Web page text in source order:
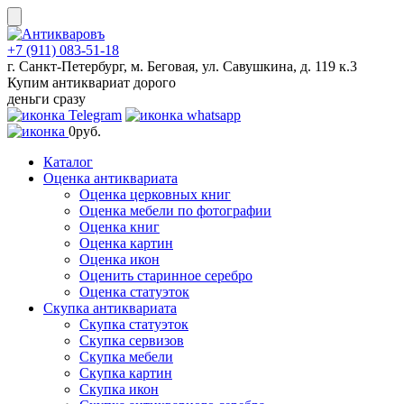
Skip
to
content
+7 (911) 083-51-18
г. Санкт-Петербург, м. Беговая, ул. Савушкина, д. 119 к.3
Купим антиквариат дорого
деньги сразу
0руб.
Каталог
Оценка антиквариата
Оценка церковных книг
Оценка мебели по фотографии
Оценка книг
Оценка картин
Оценка икон
Оценить старинное серебро
Оценка статуэток
Скупка антиквариата
Скупка статуэток
Скупка сервизов
Скупка мебели
Скупка картин
Скупка икон